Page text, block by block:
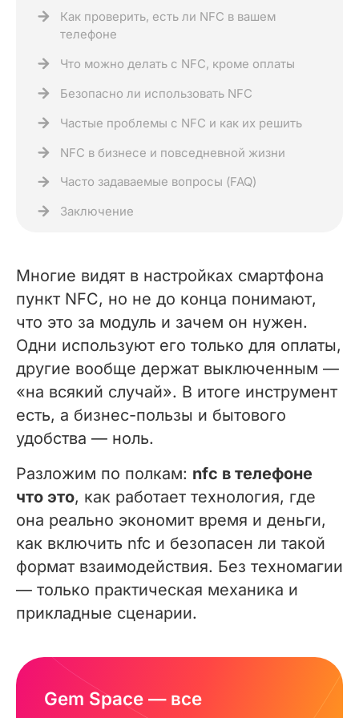
Как проверить, есть ли NFC в вашем
телефоне
Что можно делать с NFC, кроме оплаты
Безопасно ли использовать NFC
Частые проблемы с NFC и как их решить
NFC в бизнесе и повседневной жизни
Часто задаваемые вопросы (FAQ)
Заключение
Многие видят в настройках смартфона
пункт NFC, но не до конца понимают,
что это за модуль и зачем он нужен.
Одни используют его только для оплаты,
другие вообще держат выключенным —
«на всякий случай». В итоге инструмент
есть, а бизнес-пользы и бытового
удобства — ноль.
Разложим по полкам: nfc в телефоне
что это, как работает технология, где
она реально экономит время и деньги,
как включить nfc и безопасен ли такой
формат взаимодействия. Без техномагии
— только практическая механика и
прикладные сценарии.
Gem Space — все